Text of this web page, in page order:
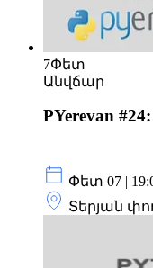
7Փետ
Անվճար
PYerevan
Փետ 07 |
Տերյան